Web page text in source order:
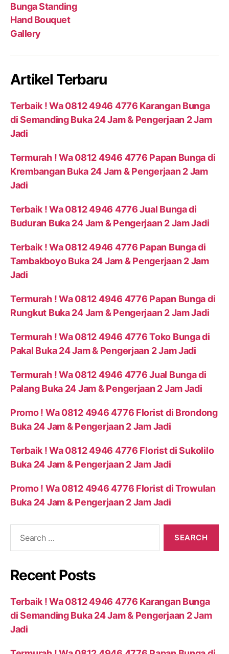
Bunga Standing
Hand Bouquet
Gallery
Artikel Terbaru
Terbaik ! Wa 0812 4946 4776 Karangan Bunga
di Semanding Buka 24 Jam & Pengerjaan 2 Jam
Jadi
Termurah ! Wa 0812 4946 4776 Papan Bunga di
Krembangan Buka 24 Jam & Pengerjaan 2 Jam
Jadi
Terbaik ! Wa 0812 4946 4776 Jual Bunga di
Buduran Buka 24 Jam & Pengerjaan 2 Jam Jadi
Terbaik ! Wa 0812 4946 4776 Papan Bunga di
Tambakboyo Buka 24 Jam & Pengerjaan 2 Jam
Jadi
Termurah ! Wa 0812 4946 4776 Papan Bunga di
Rungkut Buka 24 Jam & Pengerjaan 2 Jam Jadi
Termurah ! Wa 0812 4946 4776 Toko Bunga di
Pakal Buka 24 Jam & Pengerjaan 2 Jam Jadi
Termurah ! Wa 0812 4946 4776 Jual Bunga di
Palang Buka 24 Jam & Pengerjaan 2 Jam Jadi
Promo ! Wa 0812 4946 4776 Florist di Brondong
Buka 24 Jam & Pengerjaan 2 Jam Jadi
Terbaik ! Wa 0812 4946 4776 Florist di Sukolilo
Buka 24 Jam & Pengerjaan 2 Jam Jadi
Promo ! Wa 0812 4946 4776 Florist di Trowulan
Buka 24 Jam & Pengerjaan 2 Jam Jadi
Recent Posts
Terbaik ! Wa 0812 4946 4776 Karangan Bunga
di Semanding Buka 24 Jam & Pengerjaan 2 Jam
Jadi